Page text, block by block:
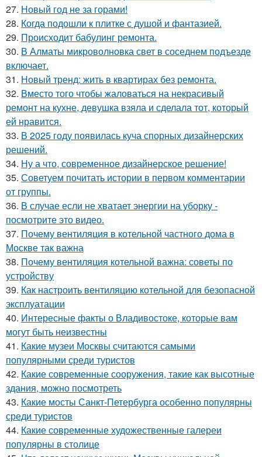
27. Новый год не за горами!
28. Когда подошли к плитке с душой и фантазией.
29. Происходит бабулинг ремонта.
30. В Алматы микроволновка свет в соседнем подъезде
включает.
31. Новый тренд: жить в квартирах без ремонта.
32. Вместо того чтобы жаловаться на некрасивый
ремонт на кухне, девушка взяла и сделала тот, который
ей нравится.
33. В 2025 году появилась куча спорных дизайнерских
решений.
34. Ну а что, современное дизайнерское решение!
35. Советуем почитать истории в первом комментарии
от группы.
36. В случае если не хватает энергии на уборку -
посмотрите это видео.
37. Почему вентиляция в котельной частного дома в
Москве так важна
38. Почему вентиляция котельной важна: советы по
устройству
39. Как настроить вентиляцию котельной для безопасной
эксплуатации
40. Интересные факты о Владивостоке, которые вам
могут быть неизвестны
41. Какие музеи Москвы считаются самыми
популярными среди туристов
42. Какие современные сооружения, такие как высотные
здания, можно посмотреть
43. Какие мосты Санкт-Петербурга особенно популярны
среди туристов
44. Какие современные художественные галереи
популярны в столице